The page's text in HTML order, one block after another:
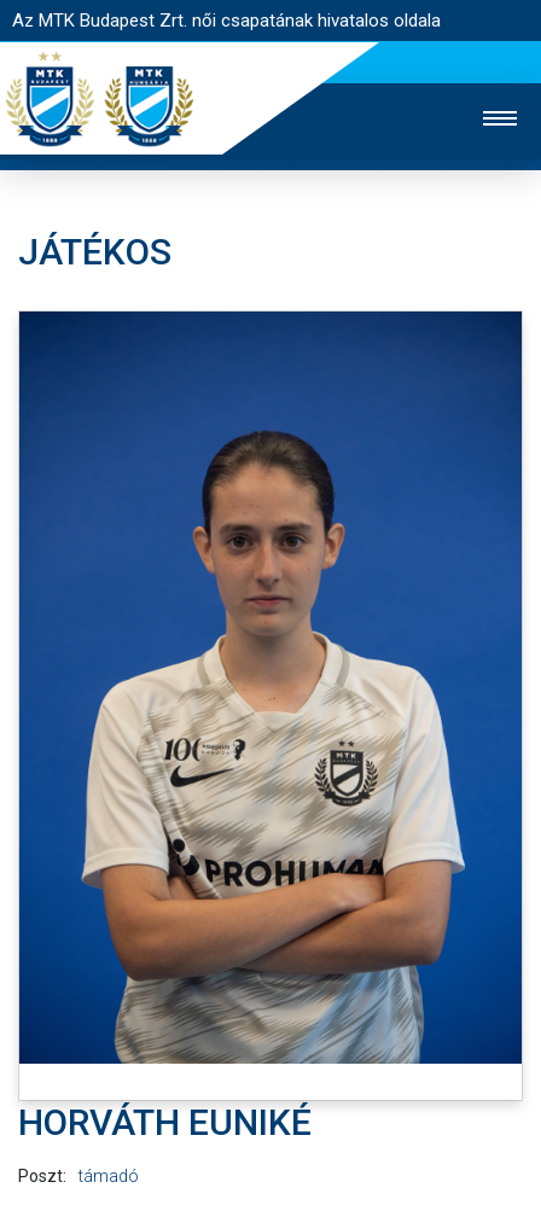
Az MTK Budapest Zrt. női csapatának hivatalos oldala
NYITÓLAP
HÍREK
CSAPAT
MÉRKŐZÉSEK
JELENTKEZÉS
KLUB
GALÉRIA
SZURKOLÓI ÉLMÉNYEK
SAJTÓ
JÁTÉKOS
HORVÁTH EUNIKÉ
Poszt: támadó